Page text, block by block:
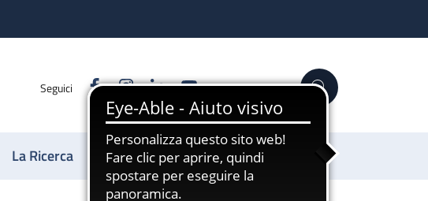
Seguici FacebookInstagram
LinkedinYouTube Cerca
La Ricerca Sostienici